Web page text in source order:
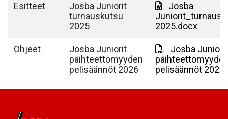
Esitteet
Josba Juniorit
turnauskutsu
2025
Josba
2025.docx
Ohjeet
Josba Juniorit
päihteettömyyden
pelisäännöt 2026
Josba Juniorit
pelisäännöt